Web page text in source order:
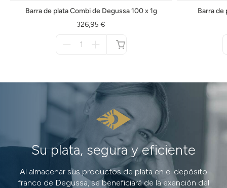
Barra de plata Combi de Degussa 100 x 1g
326,95 €
Barra de
Su plata, segura y eficiente
Al almacenar sus productos de plata en el depósito
franco de Degussa, se beneficiará de la exención del